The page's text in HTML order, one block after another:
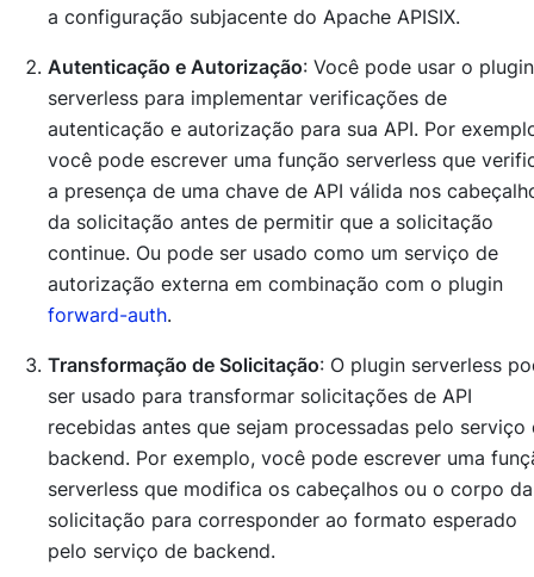
a configuração subjacente do Apache APISIX.
Autenticação e Autorização: Você pode usar o plugin
serverless para implementar verificações de
autenticação e autorização para sua API. Por
você pode escrever uma função serverless que
a presença de uma chave de API válida nos
da solicitação antes de permitir que a solicitação
continue. Ou pode ser usado como um serviço de
autorização externa em combinação com o plugin
forward-auth.
Transformação de Solicitação: O plugin serverless
ser usado para transformar solicitações de API
recebidas antes que sejam processadas pelo serviço
backend. Por exemplo, você pode escrever uma
serverless que modifica os cabeçalhos ou o corpo da
solicitação para corresponder ao formato esperado
pelo serviço de backend.